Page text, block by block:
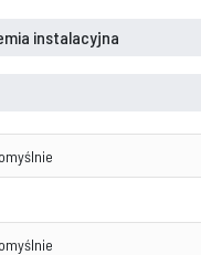
instalacyjna